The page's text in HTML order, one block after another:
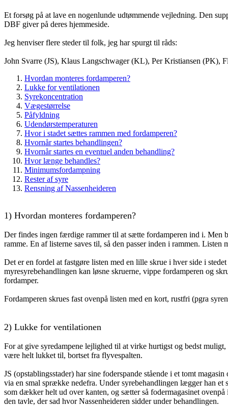
Et forsøg på at lave en nogenlunde udtømmende vejledning. Den
DBF giver på deres hjemmeside.
Jeg henviser flere steder til folk, jeg har spurgt til råds:
John Svarre (JS), Klaus Langschwager (KL), Per Kristiansen (PK),
Hvordan monteres fordamperen?
Lukke for ventilationen
Syrekoncentration
Vægestørrelse
Påfyldning
Udendørstemperaturen
Hvor i stadet sættes rammen med fordamperen?
Hvornår startes behandlingen?
Hvornår startes en eventuel anden behandling?
Hvor længe behandles?
Minimumsfordampning
Rester af syre
Rensning af Nassenheideren
1) Hvordan monteres fordamperen?
Der findes ingen færdige rammer til at sætte fordamperen ind i. Men
ramme. En af listerne saves til, så den passer inden i rammen. Listen
Det er en fordel at fastgøre listen med en lille skrue i hver side i
myresyrebehandlingen kan løsne skruerne, vippe fordamperen og
fordamper.
Fordamperen skrues fast ovenpå listen med en kort, rustfri (pgra
2) Lukke for ventilationen
For at give syredampene lejlighed til at virke hurtigst og bedst
være helt lukket til, bortset fra flyvespalten.
JS (opstablingsstader) har sine foderspande stående i et tomt magasin
via en smal sprække nedefra. Under syrebehandlingen lægger han et
som dækker helt ud over kanten, og sætter så fodermagasinet ovenpå
den tavle, der sad hvor Nassenheideren sidder under behandlingen.